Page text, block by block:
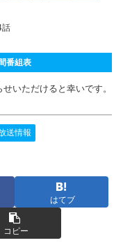
話
番組表
いただけると幸いです。
送情報
はてブ
コピー